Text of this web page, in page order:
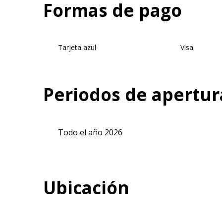
Formas de pago
Tarjeta azul Visa
Periodos de
Todo el año 2026
Ubicación